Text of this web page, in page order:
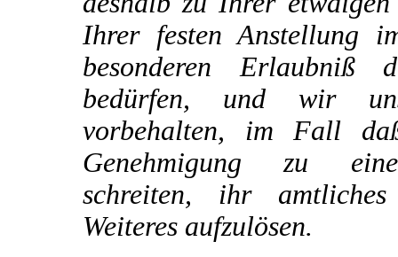
Ihrer festen Anstellung
besonderen Erlaubniß
bedürfen, und wir
vorbehalten, im Fall
Genehmigung zu
schreiten, ihr
Weiteres aufzulösen.